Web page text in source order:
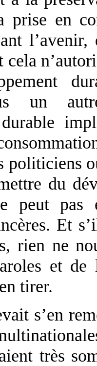
en
cela
un
politiciens
du
peut pas
Et
rien ne
et de
tirer.
s’en
très